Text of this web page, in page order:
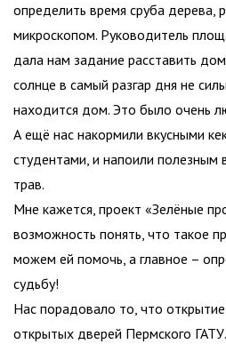
определить время сруба дерева,
микроскопом. Руководитель
дала нам задание расставить
солнце в самый разгар дня не
находится дом. Это было очень
А ещё нас накормили вкусными
студентами, и напоили полезным
трав.
Мне кажется, проект «Зелёные
возможность понять, что такое
можем ей помочь, а главное –
судьбу!
Нас порадовало то, что
открытых дверей Пермского